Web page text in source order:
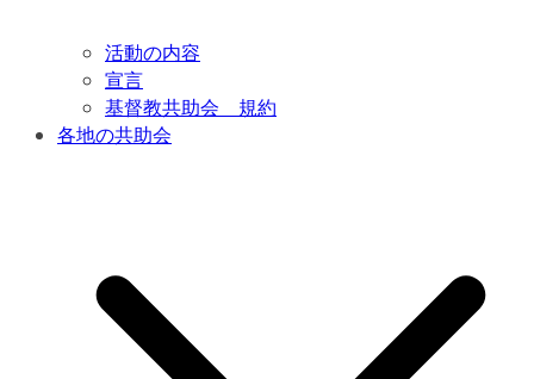
活動の内容
宣言
基督教共助会 規約
各地の共助会